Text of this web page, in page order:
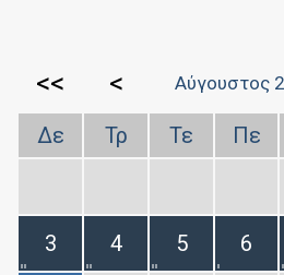
<< < Αύγουστος
Δε Τρ Τε Πε
3 4 5 6